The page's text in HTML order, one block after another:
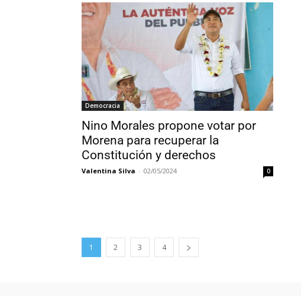
Democracia
Nino Morales propone votar por
Morena para recuperar la
Constitución y derechos
Valentina Silva - 02/05/2024 0
1 2 3 4